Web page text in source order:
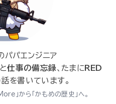
パパエンジニア
と仕事の備忘録、たまにRED
を書いています。
」から「かもめの歴史」へ。